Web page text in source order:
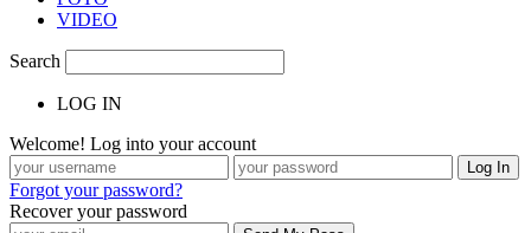
VIDEO
Search
LOG IN
Welcome! Log into your account
Forgot your password?
Recover your password